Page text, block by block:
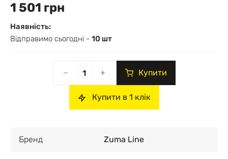
1 501 грн
Наявність:
Відправимо сьогодні - 10 шт
Купити
Купити в 1 клік
Бренд Zuma Line